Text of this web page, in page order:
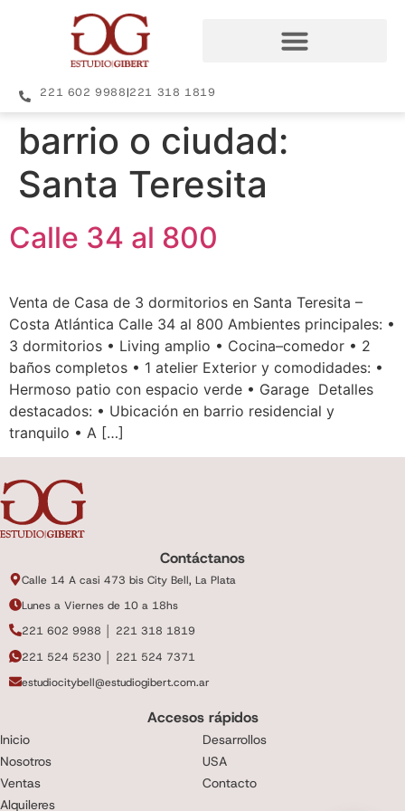
221 602 9988|221 318 1819
barrio o ciudad:
Santa Teresita
Calle 34 al 800
Venta de Casa de 3 dormitorios en Santa Teresita –
Costa Atlántica Calle 34 al 800 Ambientes principales: •
3 dormitorios • Living amplio • Cocina–comedor • 2
baños completos • 1 atelier Exterior y comodidades: •
Hermoso patio con espacio verde • Garage Detalles
destacados: • Ubicación en barrio residencial y
tranquilo • A […]
Contáctanos
Calle 14 A casi 473 bis City Bell, La Plata
Lunes a Viernes de 10 a 18hs
221 602 9988 │ 221 318 1819
221 524 5230 │ 221 524 7371
estudiocitybell@estudiogibert.com.ar
Accesos rápidos
Inicio
Nosotros
Ventas
Alquileres
Desarrollos
USA
Contacto